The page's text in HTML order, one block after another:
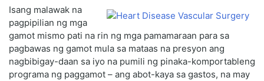
Isang malawak na
pagpipilian ng mga
gamot mismo pati na rin ng mga pamamaraan para sa
pagbawas ng gamot mula sa mataas na presyon ang
nagbibigay-daan sa iyo na pumili ng pinaka-komportableng
programa ng paggamot – ang abot-kaya sa gastos, na may